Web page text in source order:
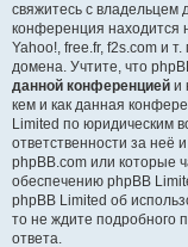
свяжитесь с владельцем
конференция находится
Yahoo!, free.fr, f2s.com и
домена. Учтите, что
данной конференцией и
кем и как данная
Limited по юридическим
ответственности за неё
phpBB.com или которые
обеспечению phpBB
phpBB Limited об
то не ждите подробного
ответа.